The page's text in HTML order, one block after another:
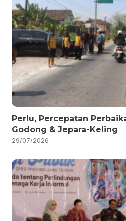
Perlu, Percepatan
Godong & Jepara-Keling
29/07/2026